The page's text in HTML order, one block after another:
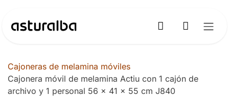
Cajoneras de melamina móviles
Cajonera móvil de melamina Actiu con 1 cajón de
archivo y 1 personal 56 x 41 x 55 cm J840